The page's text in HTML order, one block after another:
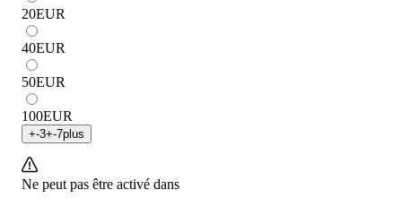
20EUR
40EUR
50EUR
100EUR
+-3+-7plus
Ne peut pas être activé dans